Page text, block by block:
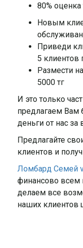
80%
Новым
Приведи
5 клиентов
Размести
5000 тг
И это только
предлагаем Вам
деньги от нас
Предлагайте
клиентов и
Ломбард Семей
финансово всем
делаем все
наших клиентов